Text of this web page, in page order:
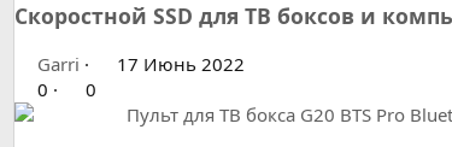
Скоростной SSD для ТВ боксов и
Garri
17 Июнь 2022
0
0